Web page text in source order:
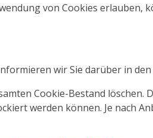
von Cookies erlauben,
wir Sie darüber in
Cookie-Bestand
werden können. Je nach